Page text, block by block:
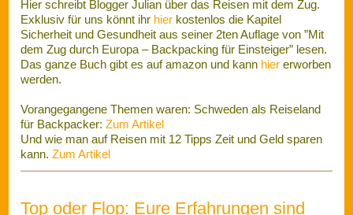
Leben? Oder Horror pur? Schreibt
uns eure Erfahrungen, Eindrücke,
Anmerkungen - die guten wie die
schlechten. Aber auch Tipps und
Ratschläge für andere Reisepartner-
Suchende. >>
Newsletter